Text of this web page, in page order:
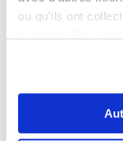
ou qu'ils ont
État civil
Mariage :
Un dossier